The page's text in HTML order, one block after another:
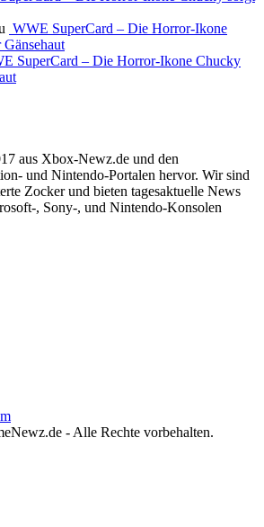
WWE SuperCard – Die Horror-Ikone
SuperCard – Die Horror-Ikone Chucky
aus Xbox-Newz.de und den
und Nintendo-Portalen hervor. Wir sind
Zocker und bieten tagesaktuelle News
, Sony-, und Nintendo-Konsolen
- Alle Rechte vorbehalten.